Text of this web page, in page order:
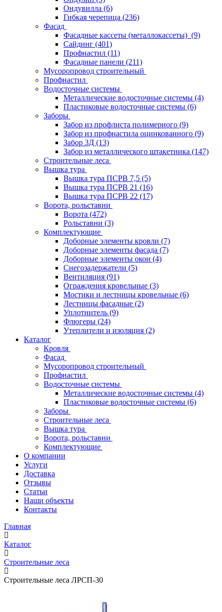
Ондувилла (6)
Гибкая черепица (236)
Фасад
Фасадные кассеты (металлокассеты) (9)
Сайдинг (401)
Профнастил (11)
Фасадные панели (211)
Мусоропровод строительный
Профнастил
Водосточные системы
Металлические водосточные системы (4)
Пластиковые водосточные системы (6)
Заборы
Забор из профлиста полимерного (9)
Забор из профнастила оцинкованного (9)
Забор 3Д (13)
Забор из металлического штакетника (147)
Строительные леса
Вышка тура
Вышка тура ПСРВ 7,5 (5)
Вышка тура ПСРВ 21 (16)
Вышка тура ПСРВ 22 (17)
Ворота, рольставни
Ворота (472)
Рольставни (3)
Комплектующие
Доборные элементы кровли (7)
Доборные элементы фасада (7)
Доборные элементы окон (4)
Снегозадержатели (5)
Вентиляция (91)
Ограждения кровельные (3)
Мостики и лестницы кровельные (6)
Лестницы фасадные (2)
Уплотнитель (9)
Флюгеры (24)
Утеплители и изоляция (2)
Каталог
Кровля
Фасад
Мусоропровод строительный
Профнастил
Водосточные системы
Металлические водосточные системы (4)
Пластиковые водосточные системы (6)
Заборы
Строительные леса
Вышка тура
Ворота, рольставни
Комплектующие
О компании
Услуги
Доставка
Отзывы
Статьи
Наши объекты
Контакты
Главная
Каталог
Строительные леса
Строительные леса ЛРСП-30